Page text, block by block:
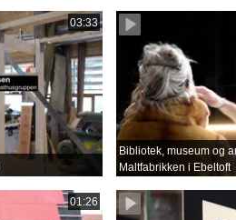
03:33
Bibliotek, museum og
Maltfabrikken i Ebeltoft
01:26